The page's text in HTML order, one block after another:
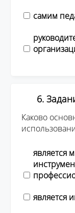
самим
6.
Каково
является
является